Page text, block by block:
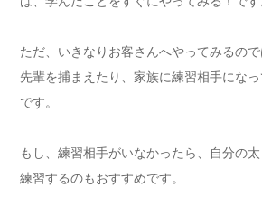
ただ、いきなりお客さんへやってみるの
先輩を捕まえたり、家族に練習相手にな
です。
もし、練習相手がいなかったら、自分の
練習するのもおすすめです。